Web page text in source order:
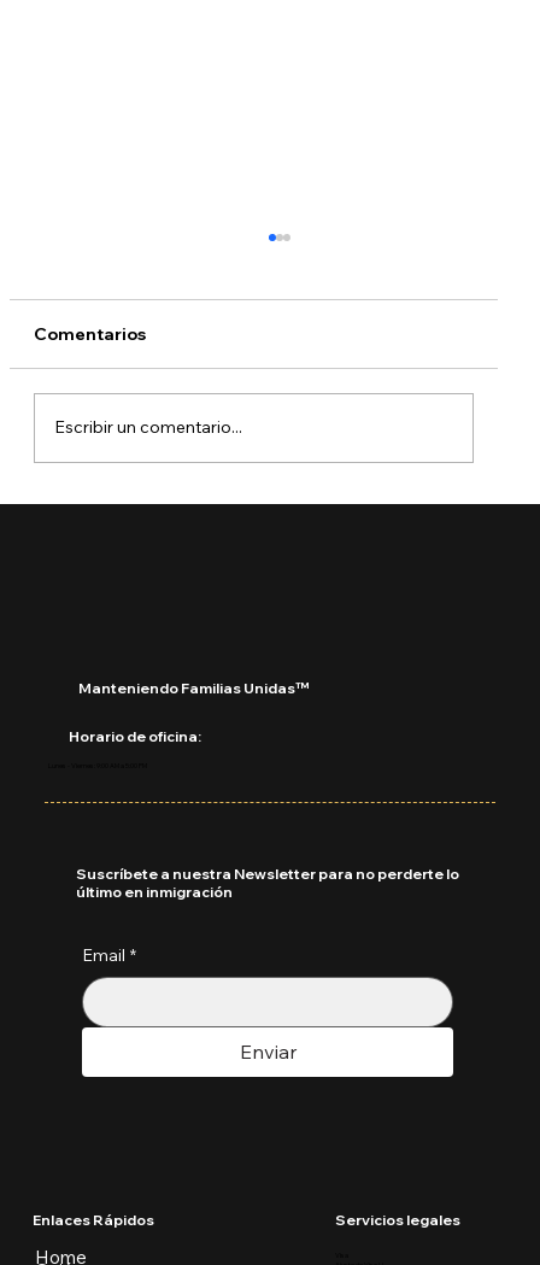
Comentarios
Escribir un comentario...
Manteniendo Familias Unidas™
Horario de oficina:
Email *
Enviar
Suscríbete a nuestra Newsletter para no perderte lo
último en inmigración
Enlaces Rápidos
Home
Servicios legales